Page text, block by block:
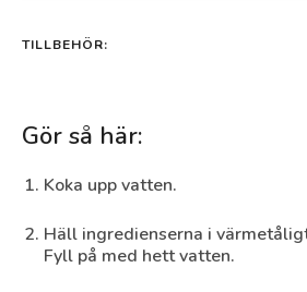
TILLBEHÖR:
Gör så här:
Koka upp vatten.
Häll ingredienserna i
Fyll på med hett vatten.